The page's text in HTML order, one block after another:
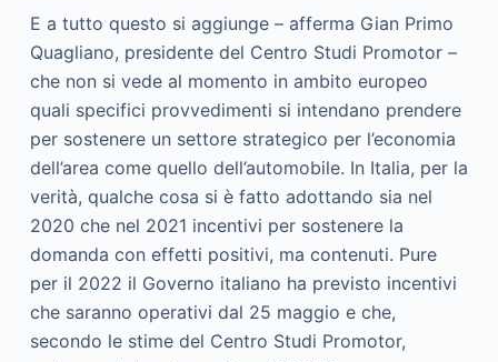
E a tutto questo si aggiunge – afferma Gian Primo
Quagliano, presidente del Centro Studi Promotor –
che non si vede al momento in ambito europeo
quali specifici provvedimenti si intendano prendere
per sostenere un settore strategico per l’economia
dell’area come quello dell’automobile. In Italia, per la
verità, qualche cosa si è fatto adottando sia nel
2020 che nel 2021 incentivi per sostenere la
domanda con effetti positivi, ma contenuti. Pure
per il 2022 il Governo italiano ha previsto incentivi
che saranno operativi dal 25 maggio e che,
secondo le stime del Centro Studi Promotor,